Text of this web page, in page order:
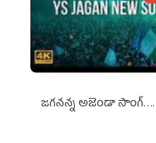
జగనన్న అజెండా సాంగ్….